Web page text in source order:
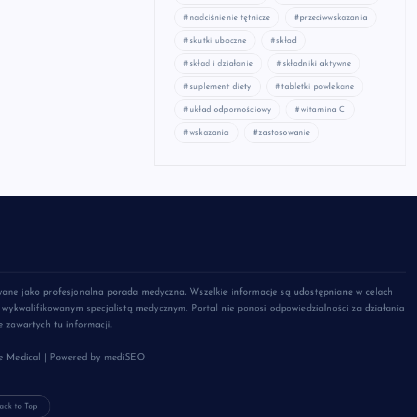
nadciśnienie tętnicze przeciwwskazania
skutki uboczne skład
skład i działanie składniki aktywne
suplement diety tabletki powlekane
układ odpornościowy witamina C
wskazania zastosowanie
jako profesjonalna porada medyczna. Wszelkie informacje są udostępniane w celach
specjalistą medycznym. Portal nie ponosi odpowiedzialności za działania
zawartych tu informacji.
| Powered by mediSEO
to Top